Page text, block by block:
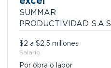
SUMMAR
PRODUCTIVIDAD S.A.S
$2 a $2,5 millones
Salario
Por obra o labor